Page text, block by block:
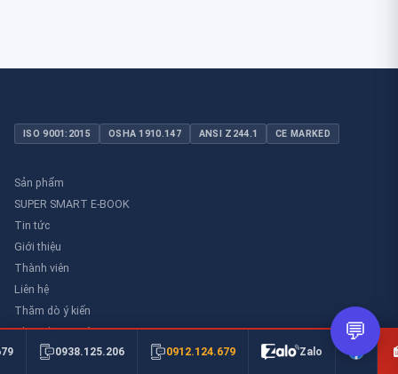
ISO 9001:2015 OSHA 1910.147 ANSI Z244.1 CE MARKED
Sản phẩm
SUPER SMART E-BOOK
Tin tức
Giới thiệu
Thành viên
Liên hệ
Thăm dò ý kiến
Thư viên an toàn
0938.125.206 0912.124.679 Zalo
💬